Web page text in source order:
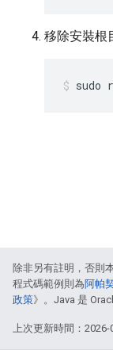
移除安裝根
sudo
除非另有註明，否則
程式碼範例則為阿帕
政策》。Java 是
上次更新時間：2026-